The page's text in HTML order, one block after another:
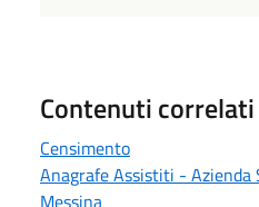
Contenuti correlati
Censimento
Anagrafe Assistiti - Azienda
Messina